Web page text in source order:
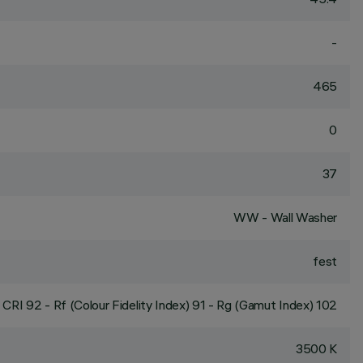
-
465
0
37
WW - Wall Washer
fest
CRI92 - Rf (Colour Fidelity Index) 91 - Rg (Gamut Index) 102
3500 K